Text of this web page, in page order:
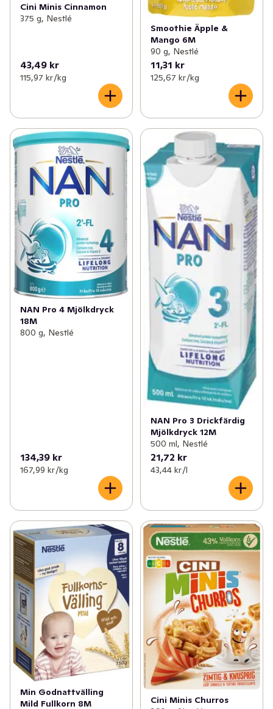
Cini Minis Cinnamon
375 g, Nestlé
43,49 kr
115,97 kr /kg
Smoothie Äpple &
Mango 6M
90 g, Nestlé
11,31 kr
125,67 kr /kg
NAN Pro 4 Mjölkdryck
18M
800 g, Nestlé
134,39 kr
167,99 kr /kg
NAN Pro 3 Drickfärdig
Mjölkdryck 12M
500 ml, Nestlé
21,72 kr
43,44 kr /l
Min Godnattvälling
Mild Fullkorn 8M
Cini Minis Churros